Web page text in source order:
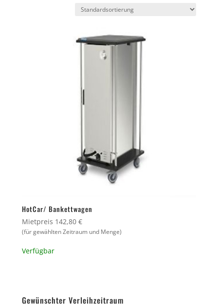
HotCar/ Bankettwagen
Mietpreis 142,80 €
(für gewählten Zeitraum und Menge)
Verfügbar
Gewünschter Verleihzeitraum